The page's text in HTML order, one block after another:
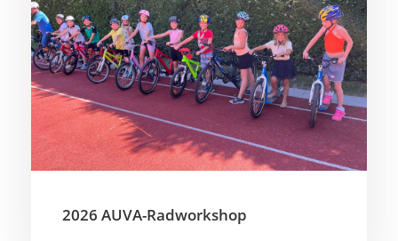
2026 AUVA-Radworkshop